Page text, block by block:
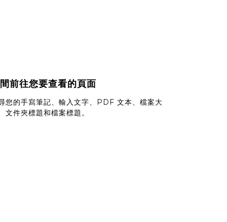
前往您要查看的頁面
您的手寫筆記、輸入文字、PDF 文本、檔案大
文件夾標題和檔案標題。